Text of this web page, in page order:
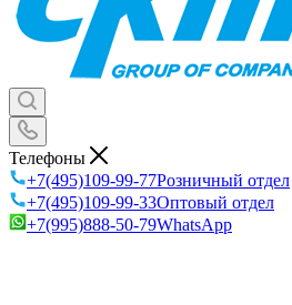
Телефоны
+7(495)109-99-77Розничный отдел
+7(495)109-99-33Оптовый отдел
+7(995)888-50-79WhatsApp